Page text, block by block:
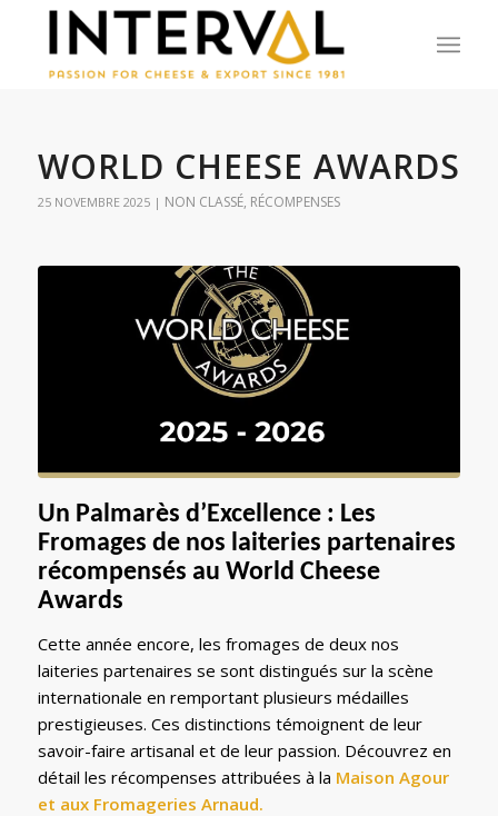
WORLD CHEESE AWARDS
25 NOVEMBRE 2025 NON CLASSÉ, RÉCOMPENSES
Un Palmarès d’Excellence : Les
Fromages de nos laiteries partenaires
récompensés au World Cheese
Awards
Cette année encore, les fromages de deux nos
laiteries partenaires se sont distingués sur la scène
internationale en remportant plusieurs médailles
prestigieuses. Ces distinctions témoignent de leur
savoir-faire artisanal et de leur passion. Découvrez en
détail les récompenses attribuées à la Maison Agour
et aux Fromageries Arnaud.